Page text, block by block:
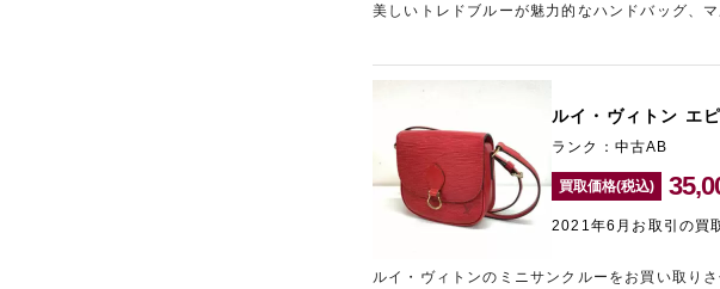
美しいトレドブルーが魅力的なハンドバッグ、
だける人気アイテムですので、高価買取に繋が
ているお品物などもお買い取りが可能です。お
ますので、売却をお悩みの際はぜひギャラリー
ルイ・ヴィトン エ
ランク：中古AB
買取価格(税込)
2021年6月お取引の買
ルイ・ヴィトンのミニサンクルーをお買い取り